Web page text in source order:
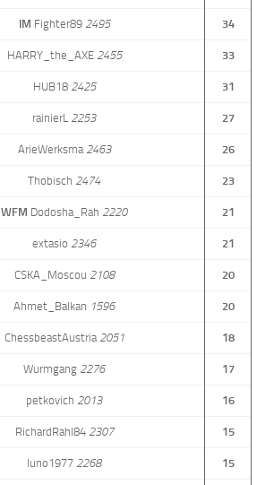
IM Fighter892495 34
HARRY_the_AXE2455 33
HUB182425 31
rainierL 2253 27
ArieWerksma2463 26
Thobisch 2474 23
WFM Dodosha_Rah 2220 21
extasio 2346 21
CSKA_Moscou 2108 20
Ahmet_Balkan 1596 20
ChessbeastAustria2051 18
Wurmgang 2276 17
petkovich 2013 16
RichardRahl842307 15
luno1977 2268 15